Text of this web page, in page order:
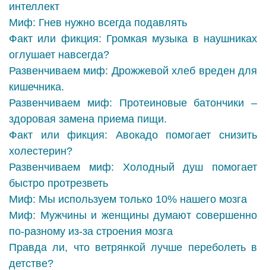
интеллект
Миф: Гнев нужно всегда подавлять
Факт или фикция: Громкая музыка в наушниках
оглушает навсегда?
Развенчиваем миф: Дрожжевой хлеб вреден для
кишечника.
Развенчиваем миф: Протеиновые батончики –
здоровая замена приема пищи.
Факт или фикция: Авокадо помогает снизить
холестерин?
Развенчиваем миф: Холодный душ помогает
быстро протрезветь
Миф: Мы используем только 10% нашего мозга
Миф: Мужчины и женщины думают совершенно
по-разному из-за строения мозга
Правда ли, что ветрянкой лучше переболеть в
детстве?